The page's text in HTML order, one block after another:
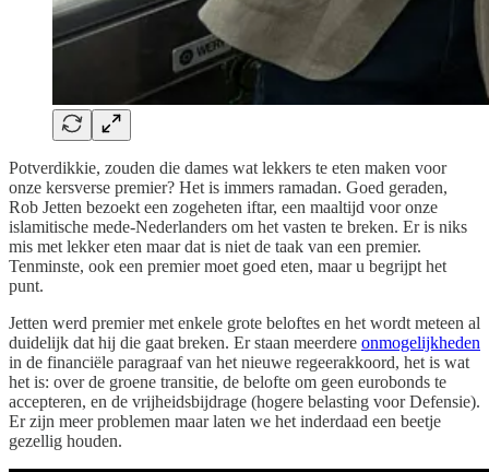
Potverdikkie, zouden die dames wat lekkers te eten maken voor
onze kersverse premier? Het is immers ramadan. Goed geraden,
Rob Jetten bezoekt een zogeheten iftar, een maaltijd voor onze
islamitische mede-Nederlanders om het vasten te breken. Er is niks
mis met lekker eten maar dat is niet de taak van een premier.
Tenminste, ook een premier moet goed eten, maar u begrijpt het
punt.
Jetten werd premier met enkele grote beloftes en het wordt meteen al
duidelijk dat hij die gaat breken. Er staan meerdere onmogelijkheden
in de financiële paragraaf van het nieuwe regeerakkoord, het is wat
het is: over de groene transitie, de belofte om geen eurobonds te
accepteren, en de vrijheidsbijdrage (hogere belasting voor Defensie).
Er zijn meer problemen maar laten we het inderdaad een beetje
gezellig houden.